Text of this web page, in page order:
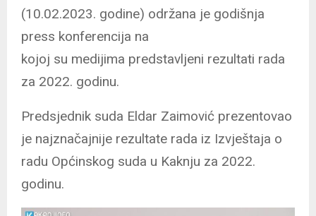
(10.02.2023. godine) održana je godišnja
press konferencija na
kojoj su medijima predstavljeni rezultati rada
za 2022. godinu.
Predsjednik suda Eldar Zaimović prezentovao
je najznačajnije rezultate rada iz Izvještaja o
radu Općinskog suda u Kaknju za 2022.
godinu.